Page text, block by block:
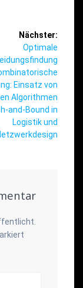
Nächster:
Nächster
Beitrag:
Optimale
Einsatz von
Algorithmen
and-Bound in
Logistik und